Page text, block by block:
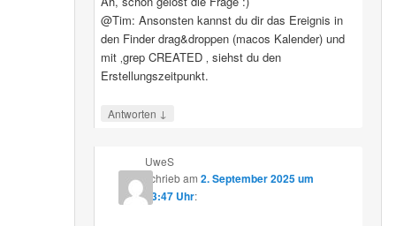
@Tim: Ansonsten kannst du dir das Ereignis in
den Finder drag&droppen (macos Kalender) und
mit ‚grep CREATED ‚ siehst du den
Erstellungszeitpunkt.
Antworten ↓
UweS
schriebam 2. September 2025 um
13:47 Uhr: